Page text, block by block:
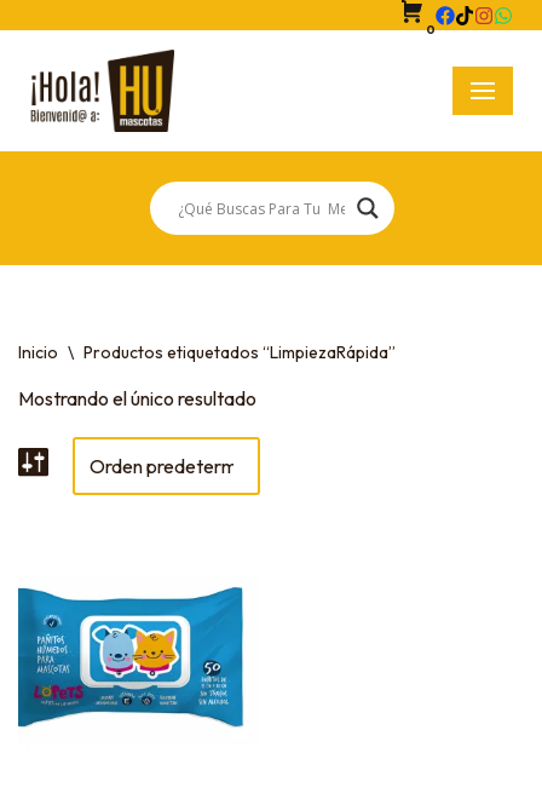
Saltar
al
contenido
0
Inicio \ Productos etiquetados “LimpiezaRápida”
Mostrando el único resultado